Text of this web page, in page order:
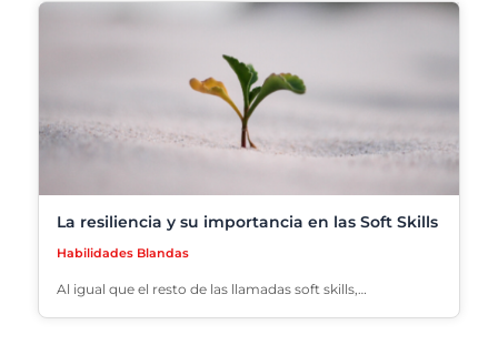
La resiliencia y su importancia en las Soft Skills
Habilidades Blandas
Al igual que el resto de las llamadas soft skills,…